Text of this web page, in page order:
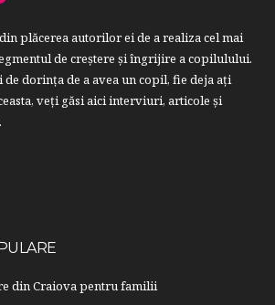
plăcerea autorilor ei de a realiza cel mai
de creştere şi îngrijire a copilulului.
de dorinţa de a avea un copil, fie deja aţi
veți găsi aici interviuri, articole şi
din Craiova pentru familii